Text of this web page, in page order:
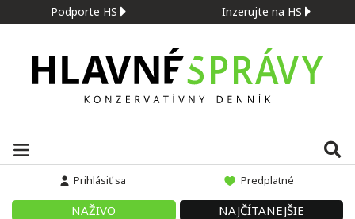
Podporte HS Inzerujte na HS
Prihlásiť sa Predplatné
NAŽIVO
NAJČÍTANEJŠIE